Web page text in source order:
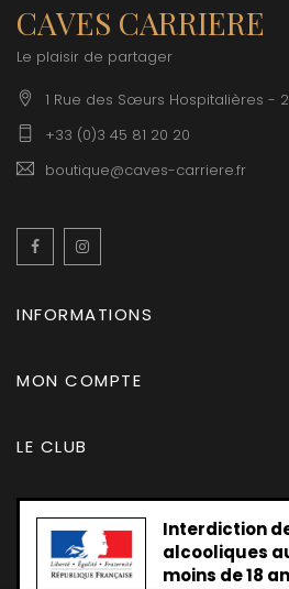
CAVES CARRIERE
Le plaisir de partager
1 Rue des Sœurs Hospitalières -
+33 (0)3 45 81 20 20
boutique@caves-carriere.fr
Facebook
INFORMATIONS
MON COMPTE
LE CLUB
Interdiction
alcooliques
moins de 18